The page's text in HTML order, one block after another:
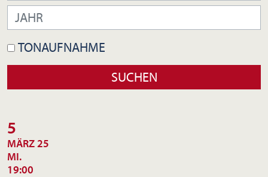
TONAUFNAHME
5
MÄRZ 25
MI.
19:00